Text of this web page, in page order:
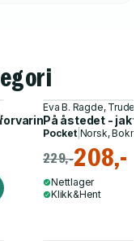
Eva B. Ragde, Trude
På åstedet -
Pocket| Norsk,
229,-208,-
Nettlager
Klikk&Hent